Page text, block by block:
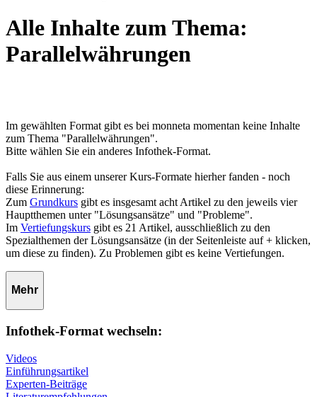
Alle Inhalte zum Thema:
Parallelwährungen
Im gewählten Format gibt es bei monneta momentan keine Inhalte
zum Thema "Parallelwährungen".
Bitte wählen Sie ein anderes Infothek-Format.
Falls Sie aus einem unserer Kurs-Formate hierher fanden - noch
diese Erinnerung:
Zum Grundkurs gibt es insgesamt acht Artikel zu den jeweils vier
Hauptthemen unter "Lösungsansätze" und "Probleme".
Im Vertiefungskurs gibt es 21 Artikel, ausschließlich zu den
Spezialthemen der Lösungsansätze (in der Seitenleiste auf + klicken,
um diese zu finden). Zu Problemen gibt es keine Vertiefungen.
Mehr
Infothek-Format wechseln:
Videos
Einführungsartikel
Experten-Beiträge